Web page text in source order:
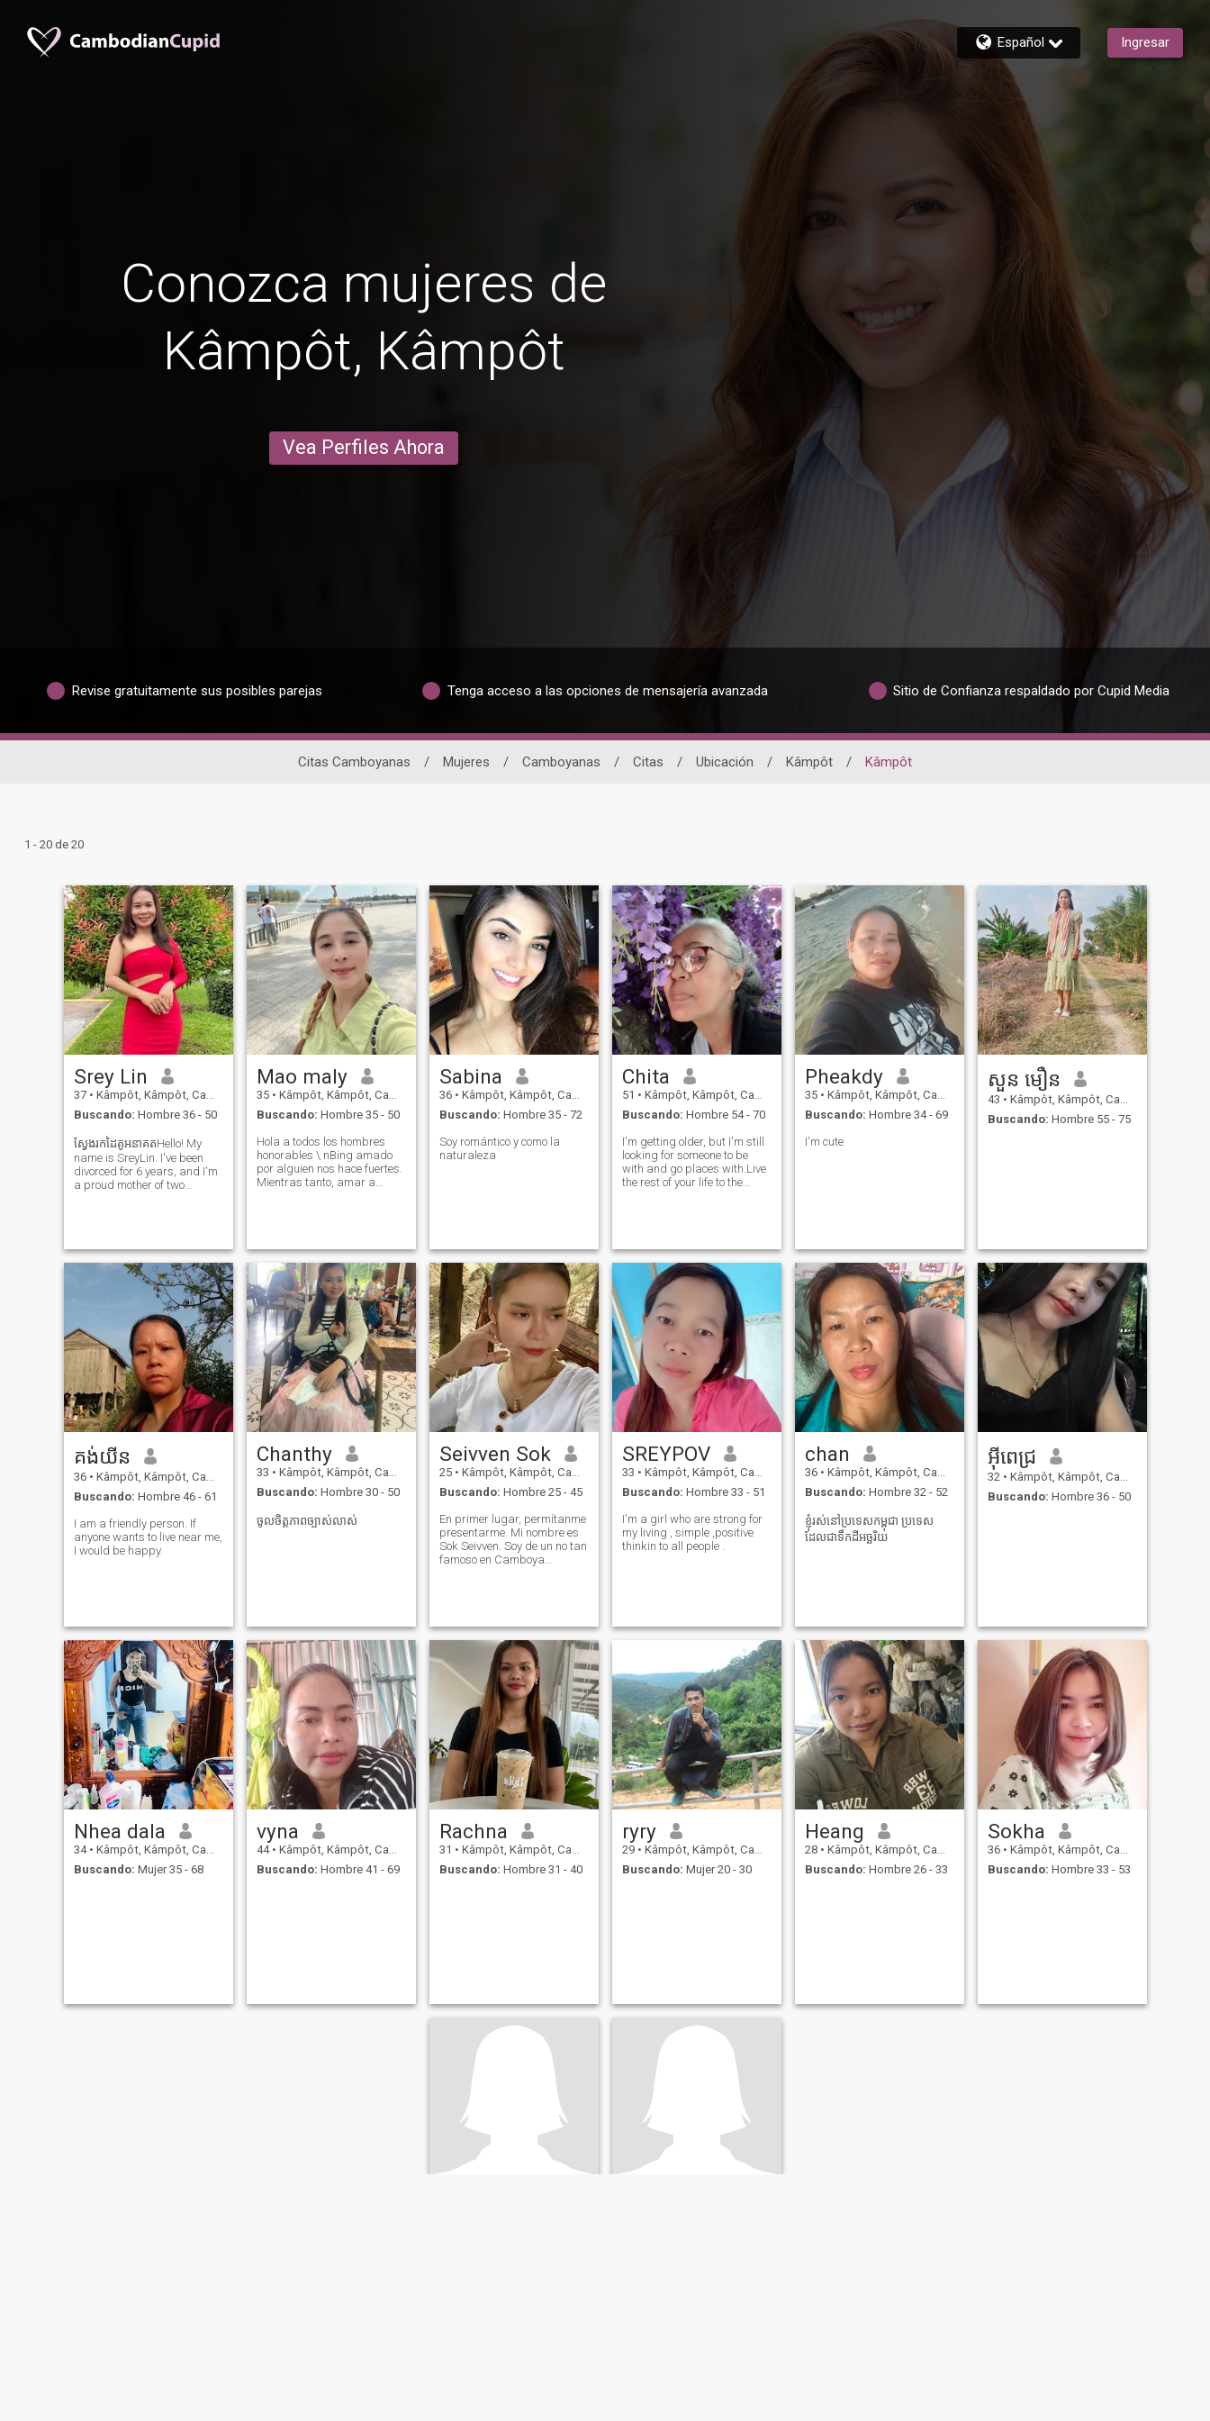
Español Ingresar
Conozca mujeres de
Kâmpôt, Kâmpôt
Vea Perfiles Ahora
Revise gratuitamente sus posibles parejas Tenga acceso a las opciones de mensajería avanzada Sitio de Confianza respaldado por Cupid Media
Citas Camboyanas / Mujeres / Camboyanas / Citas / Ubicación / Kâmpôt / Kâmpôt
1 - 20 de 20
Srey Lin
37 • Kâmpôt, Kâmpôt, Cambolla
Buscando: Hombre 36 - 50
ស្វែងរកដៃគូអនាគតHello! My
name is SreyLin. I've been
divorced for 6 years, and I'm
a proud mother of two
exercising, and taking good
care
Mao maly
35 • Kâmpôt, Kâmpôt, Cambolla
Buscando: Hombre 35 - 50
Hola a todos los hombres
honorables \ nBing amado
por alguien nos hace fuertes.
Mientras tanto, amar a
soltera con tres hijas Mis
aficiones favoritas son
cocinar, escuchar música,
hacer ejercicio y cuidar de
mis hijos y de las personas
que yo Amor. Mi
personalidad es simple, no
me gusta fumar o beber. Me
llevo bien fácilmente con
otras personas, un educado,
amable, honesto, romántico,
amable y amor de la familia.
Sabina
36 • Kâmpôt, Kâmpôt, Cambolla
Buscando: Hombre 35 - 72
Soy romántico y como la
naturaleza
Chita
51 • Kâmpôt, Kâmpôt, Cambolla
Buscando: Hombre 54 - 70
I'm getting older, but I'm still
looking for someone to be
with and go places with.Live
the rest of your life to the
Pheakdy
35 • Kâmpôt, Kâmpôt, Cambolla
Buscando: Hombre 34 - 69
I'm cute
សួន មឿន
43 • Kâmpôt, Kâmpôt, Cambolla
Buscando: Hombre 55 - 75
គង់យីន
36 • Kâmpôt, Kâmpôt, Cambolla
Buscando: Hombre 46 - 61
I am a friendly person. If
anyone wants to live near me,
I would be happy.
Chanthy
33 • Kâmpôt, Kâmpôt, Cambolla
Buscando: Hombre 30 - 50
ចូលចិត្តភាពច្បាស់លាស់
Seivven Sok
25 • Kâmpôt, Kâmpôt, Cambolla
Buscando: Hombre 25 - 45
En primer lugar, permítanme
presentarme. Mi nombre es
Sok Seivven. Soy de un no tan
famoso en Camboya
lealtad, respeto y educación.
SREYPOV
33 • Kâmpôt, Kâmpôt, Cambolla
Buscando: Hombre 33 - 51
I'm a girl who are strong for
my living , simple ,positive
thinkin to all people .
chan
36 • Kâmpôt, Kâmpôt, Cambolla
Buscando: Hombre 32 - 52
ខ្ញុំរស់នៅប្រទេសកម្ពុជា ប្រទេស
ដែលជាទឹកដីអច្ឆរិយ
អុីពេជ្រ
32 • Kâmpôt, Kâmpôt, Cambolla
Buscando: Hombre 36 - 50
Nhea dala
34 • Kâmpôt, Kâmpôt, Cambolla
Buscando: Mujer 35 - 68
vyna
44 • Kâmpôt, Kâmpôt, Cambolla
Buscando: Hombre 41 - 69
Rachna
31 • Kâmpôt, Kâmpôt, Cambolla
Buscando: Hombre 31 - 40
ryry
29 • Kâmpôt, Kâmpôt, Cambolla
Buscando: Mujer 20 - 30
Heang
28 • Kâmpôt, Kâmpôt, Cambolla
Buscando: Hombre 26 - 33
Sokha
36 • Kâmpôt, Kâmpôt, Cambolla
Buscando: Hombre 33 - 53